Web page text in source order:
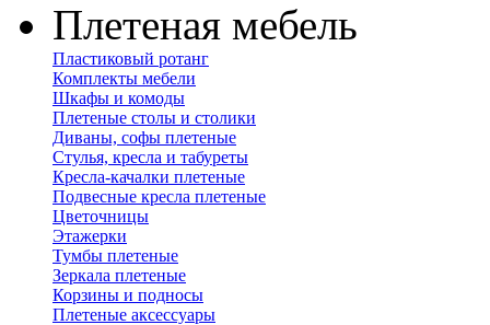
Плетеная мебель
Пластиковый ротанг
Комплекты мебели
Шкафы и комоды
Плетеные столы и столики
Диваны, софы плетеные
Стулья, кресла и табуреты
Кресла-качалки плетеные
Подвесные кресла плетеные
Цветочницы
Этажерки
Тумбы плетеные
Зеркала плетеные
Корзины и подносы
Плетеные аксессуары